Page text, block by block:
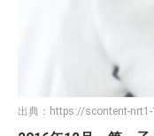
出典： https://scontent-